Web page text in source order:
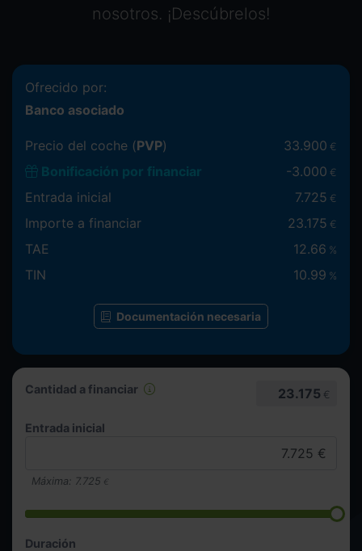
nosotros. ¡Descúbrelos!
Cantidad a financiar 23.175 €
Entrada inicial
Máxima: 7.725 €
Duración
Ofrecido por:
Banco asociado
Precio del coche (PVP) 33.900 €
Bonificación por financiar -3.000 €
Entrada inicial 7.725 €
Importe a financiar 23.175 €
TAE 12.66 %
TIN 10.99 %
Documentación necesaria